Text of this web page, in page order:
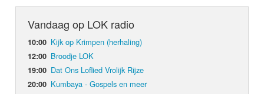
Vandaag op LOK radio
10:00 Kijk op Krimpen (herhaling)
12:00 Broodje LOK
19:00 Dat Ons Loflied Vrolijk Rijze
20:00 Kumbaya - Gospels en meer